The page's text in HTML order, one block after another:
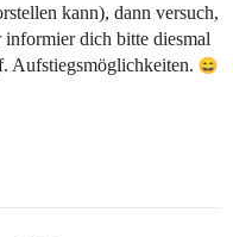
kann), dann versuch,
informier dich bitte diesmal
Aufstiegsmöglichkeiten.